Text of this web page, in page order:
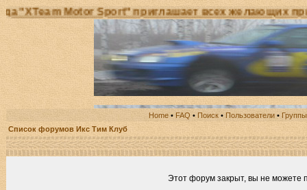
Motor Sport" приглашает всех желающих
Home • FAQ • Поиск • Пользователи • Группы
Список форумов Икс Тим Клуб
Этот форум закрыт, вы не можете